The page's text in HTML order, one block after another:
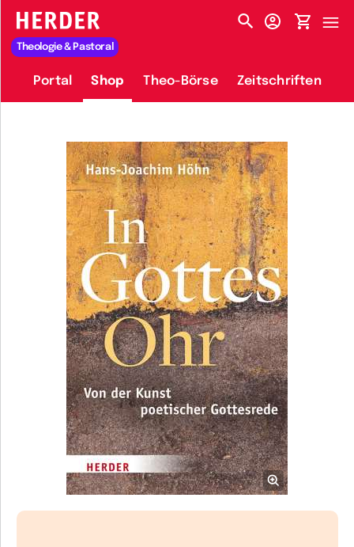
HERDER-MENÜ
Theologie & Pastoral
Portal Shop Theo-Börse Zeitschriften